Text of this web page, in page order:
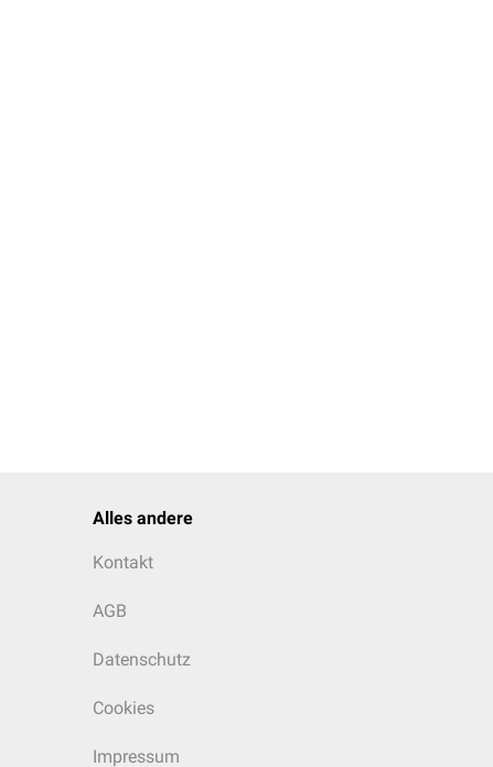
Alles andere
Kontakt
AGB
Datenschutz
Cookies
Impressum